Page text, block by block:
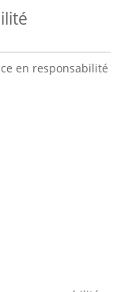
en responsabilité